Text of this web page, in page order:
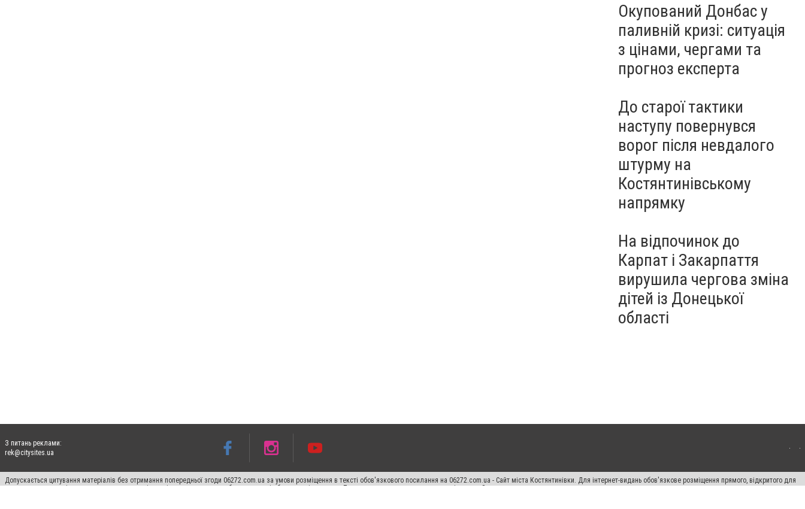
Окупований Донбас у
паливній кризі: ситуація
з цінами, чергами та
прогноз експерта
До старої тактики
наступу повернувся
ворог після невдалого
штурму на
Костянтинівському
напрямку
На відпочинок до
Карпат і Закарпаття
вирушила чергова зміна
дітей із Донецької
області
З питань реклами:
rek@citysites.ua
Допускається цитування матеріалів без отримання попередньої згоди 06272.com.ua за умови розміщення в тексті обов'язкового посилання на 06272.com.ua - Сайт міста Костянтинівки. Для інтернет-видань обов'язкове розміщення прямого, відкритого для
пошукових систем гіперпосилання на цитовані статті не нижче другого абзацу в тексті або в якості джерела. Порушення виняткових прав переслідується Законом.